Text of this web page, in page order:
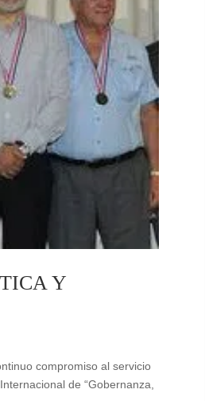
Y
compromiso al servicio
de “Gobernanza,